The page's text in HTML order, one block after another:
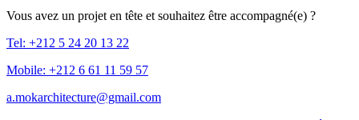
Vous avez un projet en tête et souhaitez être accompagné(e) ?
Tel: +212 5 24 20 13 22
Mobile: +212 6 61 11 59 57
a.mokarchitecture@gmail.com